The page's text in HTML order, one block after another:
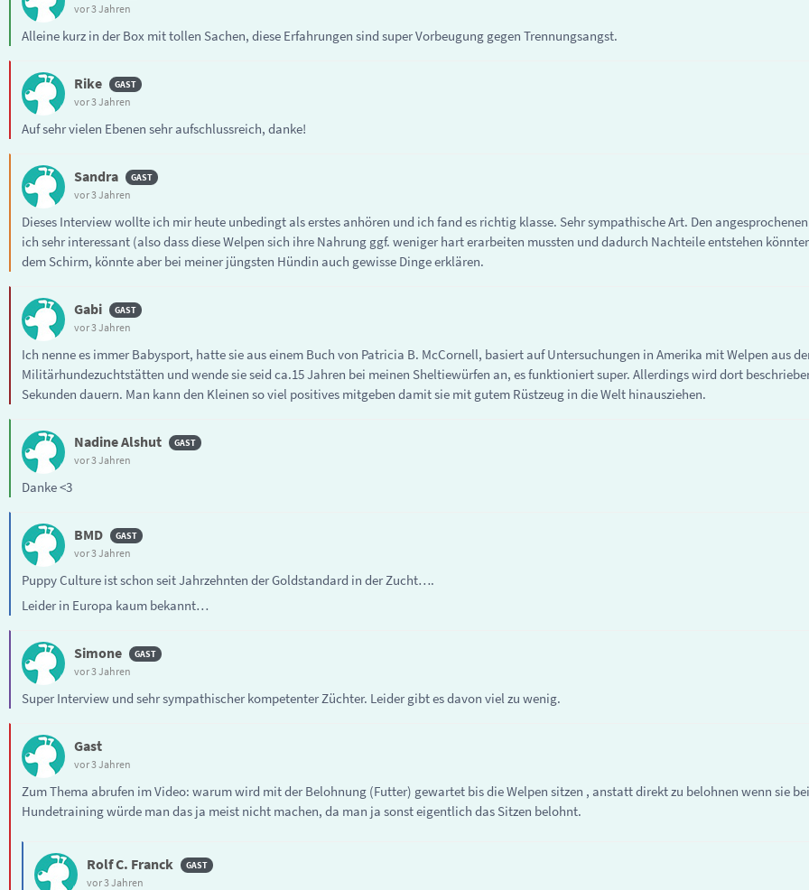
vor 3 Jahren
Alleine kurz in der Box mit tollen Sachen, diese Erfahrungen sind super Vorbeugung gegen Trennungsangst.
Rike
vor 3 Jahren
Auf sehr vielen Ebenen sehr aufschlussreich, danke!
Sandra
vor 3 Jahren
Dieses Interview wollte ich mir heute unbedingt als erstes anhören und ich fand es richtig klasse. Sehr sympathische Art. Den
ich sehr interessant (also dass diese Welpen sich ihre Nahrung ggf. weniger hart erarbeiten mussten und dadurch Nachteile entstehen
dem Schirm, könnte aber bei meiner jüngsten Hündin auch gewisse Dinge erklären.
Gabi
vor 3 Jahren
Ich nenne es immer Babysport, hatte sie aus einem Buch von Patricia B. McCornell, basiert auf Untersuchungen in Amerika mit Welpen aus
Militärhundezuchtstätten und wende sie seid ca.15 Jahren bei meinen Sheltiewürfen an, es funktioniert super. Allerdings wird dort
Sekunden dauern. Man kann den Kleinen so viel positives mitgeben damit sie mit gutem Rüstzeug in die Welt hinausziehen.
Nadine Alshut
vor 3 Jahren
Danke <3
BMD
vor 3 Jahren
Puppy Culture ist schon seit Jahrzehnten der Goldstandard in der Zucht….
Leider in Europa kaum bekannt…
Simone
vor 3 Jahren
Super Interview und sehr sympathischer kompetenter Züchter. Leider gibt es davon viel zu wenig.
Gast
vor 3 Jahren
Zum Thema abrufen im Video: warum wird mit der Belohnung (Futter) gewartet bis die Welpen sitzen , anstatt direkt zu belohnen wenn sie
Hundetraining würde man das ja meist nicht machen, da man ja sonst eigentlich das Sitzen belohnt.
Rolf C. Franck
vor 3 Jahren